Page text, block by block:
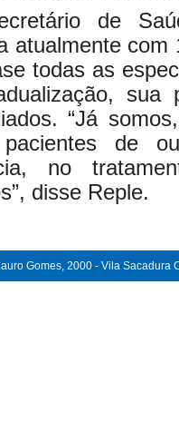
de
atualmente com
todas as
sua
“Já
pacientes de
no
disse Reple.
Gomes, 2000 - Vila